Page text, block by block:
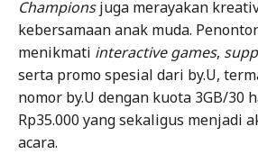
Championsjuga merayakan
kebersamaan anak muda.
menikmati interactive games,
serta promo spesial dari by.U,
nomor by.U dengan kuota 3GB/30
Rp35.000 yang sekaligus menjadi
acara.